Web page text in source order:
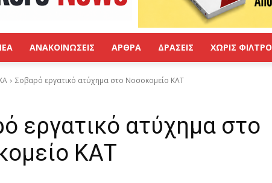
ΑΝΑΚΟΙΝΩΣΕΙΣ ΑΡΘΡΑ ΔΡΑΣΕΙΣ ΧΩΡΙΣ ΦΙΛΤΡΟ
Σοβαρό εργατικό ατύχημα στο Νοσοκομείο ΚΑΤ
εργατικό ατύχημα στο
ΚΑΤ